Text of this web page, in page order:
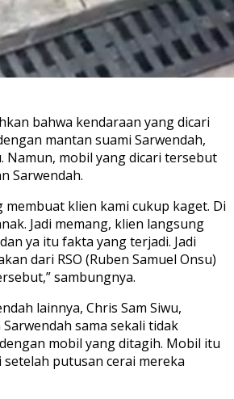
bahwa kendaraan yang dicari
mantan suami Sarwendah,
Namun, mobil yang dicari tersebut
Sarwendah.
membuat klien kami cukup kaget. Di
Jadi memang, klien langsung
ya itu fakta yang terjadi. Jadi
dari RSO (Ruben Samuel Onsu)
sambungnya.
lainnya, Chris Sam Siwu,
sama sekali tidak
mobil yang ditagih. Mobil itu
putusan cerai mereka